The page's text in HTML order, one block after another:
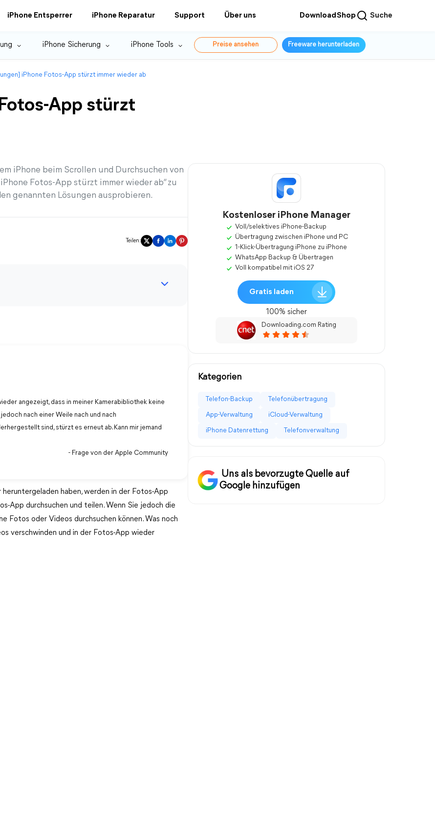
iPhone Entsperrer iPhone Reparatur Support Über uns DownloadShop Suche
iPhone Sicherung iPhone Tools Preise ansehen Freeware herunterladen
iPhone Fotos-App stürzt immer wieder ab
App stürzt
iPhone beim Scrollen und Durchsuchen von
Fotos-App stürzt immer wieder ab“ zu
genannten Lösungen ausprobieren.
Teilen:
angezeigt, dass in meiner Kamerabibliothek keine
nach einer Weile nach und nach
sind, stürzt es erneut ab. Kann mir jemand
- Frage von der Apple Community
haben, werden in der Fotos-App
App durchsuchen und teilen. Wenn Sie jedoch die
Fotos oder Videos durchsuchen können. Was noch
verschwinden und in der Fotos-App wieder
Kostenloser iPhone Manager
Voll/selektives iPhone-Backup
Übertragung zwischen iPhone und PC
1-Klick-Übertragung iPhone zu iPhone
WhatsApp Backup & Übertragen
Voll kompatibel mit iOS 27
Gratis laden
100% sicher
Downloading.com Rating
Kategorien
Telefon-Backup Telefonübertragung
App-Verwaltung iCloud-Verwaltung
iPhone Datenrettung Telefonverwaltung
Uns als bevorzugte Quelle auf
Google hinzufügen